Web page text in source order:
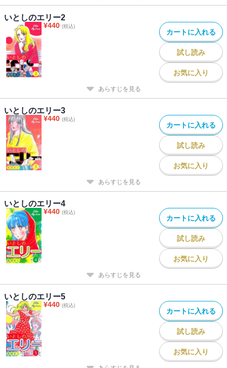
いとしのエリー2
¥440 (税込)
カートに入れる
試し読み
お気に入り
あらすじを見る
いとしのエリー3
¥440 (税込)
カートに入れる
試し読み
お気に入り
あらすじを見る
いとしのエリー4
¥440 (税込)
カートに入れる
試し読み
お気に入り
あらすじを見る
いとしのエリー5
¥440 (税込)
カートに入れる
試し読み
お気に入り